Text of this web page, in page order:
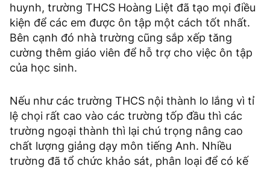
huynh, trường THCS Hoàng Liệt đã tạo mọi điều
kiện để các em được ôn tập một cách tốt nhất.
Bên cạnh đó nhà trường cũng sắp xếp tăng
cường thêm giáo viên để hỗ trợ cho việc ôn tập
của học sinh.
Nếu như các trường THCS nội thành lo lắng vì tỉ
lệ chọi rất cao vào các trường tốp đầu thì các
trường ngoại thành thì lại chú trọng nâng cao
chất lượng giảng dạy môn tiếng Anh. Nhiều
trường đã tổ chức khảo sát, phân loại để có kế